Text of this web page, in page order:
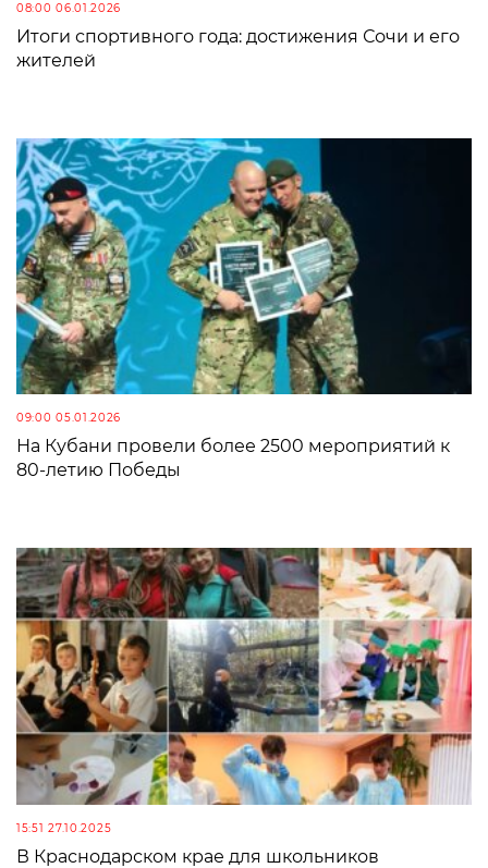
08:00 06.01.2026
Итоги спортивного года: достижения Сочи и его
жителей
09:00 05.01.2026
На Кубани провели более 2500 мероприятий к
80-летию Победы
15:51 27.10.2025
В Краснодарском крае для школьников